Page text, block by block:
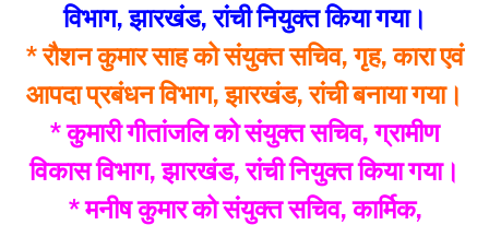
विभाग, झारखंड, रांची नियुक्त किया गया।
* रौशन कुमार साह को संयुक्त सचिव, गृह, कारा एवं
आपदा प्रबंधन विभाग, झारखंड, रांची बनाया गया।
* कुमारी गीतांजलि को संयुक्त सचिव, ग्रामीण
विकास विभाग, झारखंड, रांची नियुक्त किया गया।
* मनीष कुमार को संयुक्त सचिव, कार्मिक,